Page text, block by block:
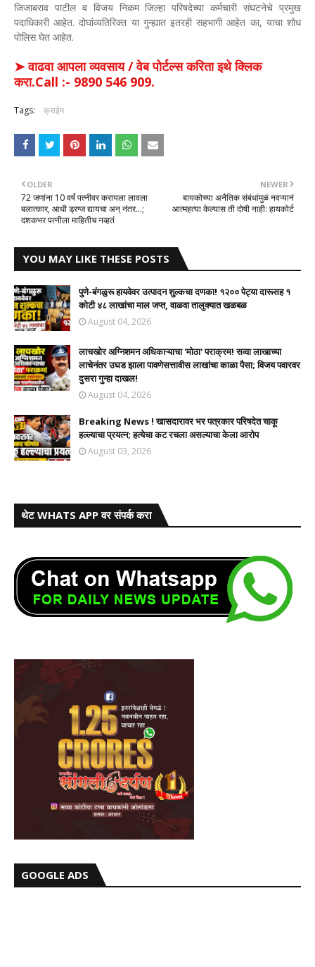
जिजाबराव पाटील व विजय निकम जिल्‍हा परिषदेच्या कर्मचारी संघटनेचे प्रमुख
पदाधिकारी आहेत. दोघांव्यतिरिक्त या गुन्ह्यात इतरही सहभागी आहेत का, याचा शोध
पोलिस घेत आहेत.
➤ वाढवा आपला व्यवसाय / वेब पोर्टल्स करिता इथे क्लिक
करा.Call :- 9890 546 909.
Tags: क्राईम
NEWER
बायकोच्या अनैतिक संबंधांमुळं नवऱ्यानं
आत्महत्या केल्यास ती दोषी नाही: हायकोर्ट
OLDER
72 जणांना 10 वर्षं पत्नीवर करायला लावला
बलात्कार, आधी ड्रग्ज द्यायचा अन् नंतर...;
दशकभर पत्नीला माहितीच नव्हतं
YOU MAY LIKE THESE POSTS
पुणे-बंगळुरू हायवेवर उत्पादन शुल्कचा दणका! १२०० पेट्या दारूसह १
कोटी ४८ लाखांचा माल जप्त, वाळवा तालुक्यात खळबळ
August 04, 2026
लाचखोर अग्निशमन अधिकाऱ्याचा 'मोठा' पराक्रम! सव्वा लाखाच्या
लाचेनंतर उघड झाला पावणेसत्तावीस लाखांचा काळा पैसा; विजय पवारवर
दुसरा गुन्हा दाखल!​
August 04, 2026
Breaking News ! खासदारावर भर पत्रकार परिषदेत चाकू
हल्ल्याचा प्रयत्न; हत्येचा कट रचला असल्याचा केला आरोप
August 03, 2026
थेट WHATS APP वर संपर्क करा
GOOGLE ADS